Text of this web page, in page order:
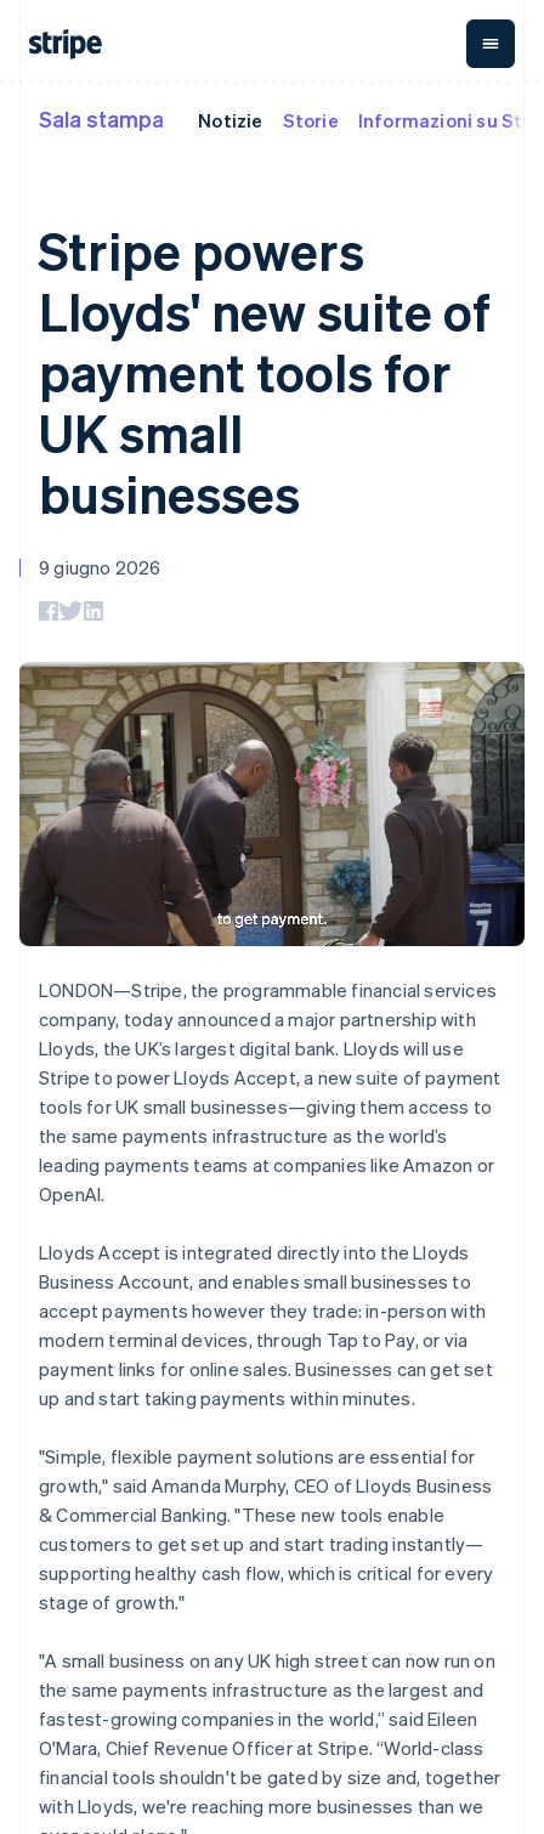
Pagamenti
online
Managed
Payments
Soluzione
merchant of
Payment links
Pagamenti
senza codice
Checkout
Interfacce di
pagamento
preconfigurate
Elements
flessibile
Metodi di
Accesso a
Terminal
Pagamenti di
persona
Authorization
Boost
Accettazione
ottimizzata
Link
Pagamento
Connections
Conti finanziari
Ricavi
Addebito a
consumo
Subscriptions
Gestire gli
Invoicing
Una tantum o
ricorrente
Automazioni per
imposte e IVA
Revenue
Data Pipeline
Sincronizzazione
dei dati
Gestione del
Crypto
Wallet,
stablecoin e
infrastruttura
Servizi on-
ramp per
Altro
Product roadmap
Scopri cosa ti aspetta
Radar
Prevenzione delle frodi
Atlas
Climate
Rimozione del carbonio
Identity
Verifica online dell'identità
Stripe Sessions 2026
Scopri come Stripe sta costruendo l'infrastruttura
Guarda ora
Per fase
Per casistica
Criptovalute
E-commerce
integrati
Automazione per
Aziende globali
Pagamenti in-app
Per settore
Aziende di IA
Creator economy
Gaming
Ospitalità, viaggi e
tempo libero
Assicurazione
Media e
intrattenimento
Organizzazioni non
profit
Pubblica
amministrazione
Commercio al dettaglio
Ecosistema
Documentazione
Librerie e SDK
Stripe Apps
Guide
Accettare pagamenti
online
checkout predefinito
Creare una piattaforma
garantite da stablecoin
Esegui il provisioning e
gestisci i servizi con gli
agenti
Risorse
Integrazioni app
Esempi di codice
Blog per sviluppatori
Fonti di apprendimento
Assistenza
Ottieni assistenza
Piani di assistenza
Servizi professionali
Sala stampa
Stripe Press
Recapiti
Contattaci
Diventa nostro partner
Sala stampa Notizie Storie Informazioni su
Stripe powers
Lloyds' new suite of
payment tools for
UK small
businesses
9 giugno 2026
LONDON—Stripe, the programmable financial services
company, today announced a major partnership with
Lloyds, the UK’s largest digital bank. Lloyds will use
Stripe to power Lloyds Accept, a new suite of payment
tools for UK small businesses—giving them access to
the same payments infrastructure as the world’s
leading payments teams at companies like Amazon or
OpenAI.
Lloyds Accept is integrated directly into the Lloyds
Business Account, and enables small businesses to
accept payments however they trade: in-person with
modern terminal devices, through Tap to Pay, or via
payment links for online sales. Businesses can get set
up and start taking payments within minutes.
"Simple, flexible payment solutions are essential for
growth," said Amanda Murphy, CEO of Lloyds Business
& Commercial Banking. "These new tools enable
customers to get set up and start trading instantly—
supporting healthy cash flow, which is critical for every
stage of growth."
"A small business on any UK high street can now run on
the same payments infrastructure as the largest and
fastest-growing companies in the world,” said Eileen
O'Mara, Chief Revenue Officer at Stripe. “World-class
financial tools shouldn't be gated by size and, together
with Lloyds, we're reaching more businesses than we
Português
Canada
English
Croazia
English Italiano
Danimarca
English
Emirati Arabi Uniti
English
Estonia
English
Finlandia
English Svenska
Germania
Giappone
Gibilterra
English
Grecia
English
India
English
Irlanda
English
English
Lettonia
DeutschEnglish
Lituania
English
Lussemburgo
FrançaisDeutsch English
Malaysia
English简体中文
Malta
English
Norvegia
English
Nuova Zelanda
English
Paesi Bassi
Nederlands English
Polonia
Portogallo
Português English
RAS di Hong Kong, Cina
English简体中文
Regno Unito
English
Repubblica Ceca
Romania
English
Singapore
English 简体中文
Slovacchia
English
Slovenia
EnglishItaliano